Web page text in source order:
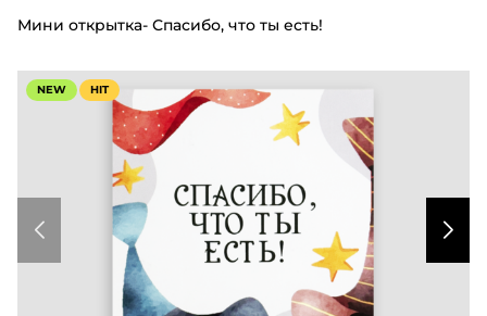
Мини открытка- Спасибо, что ты есть!
NEW HIT